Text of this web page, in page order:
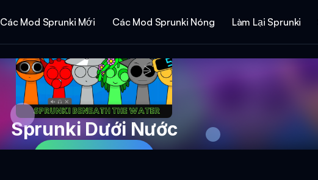
Các Mod Sprunki Mới Các Mod Sprunki Nóng Làm Lại Sprunki
Sprunki Dưới Nước